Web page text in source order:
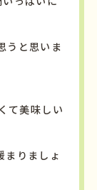
うと思いま
て美味しい
まりましょ